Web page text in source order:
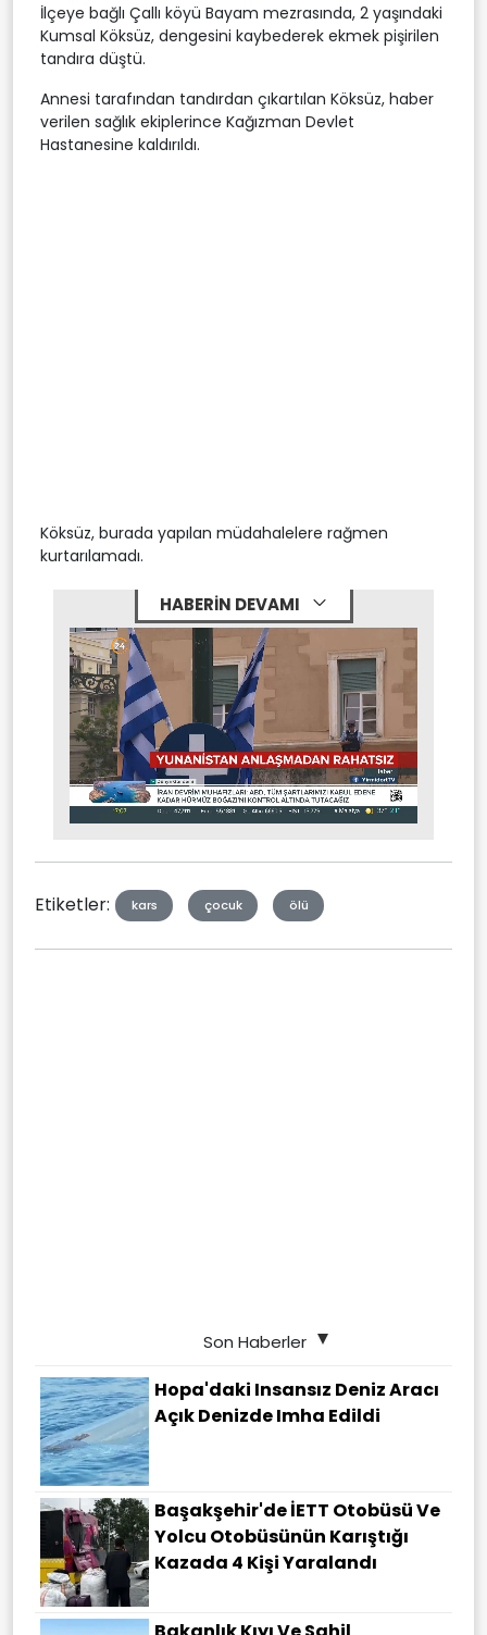
İlçeye bağlı Çallı köyü Bayam mezrasında, 2 yaşındaki
Kumsal Köksüz, dengesini kaybederek ekmek pişirilen
tandıra düştü.
Annesi tarafından tandırdan çıkartılan Köksüz, haber
verilen sağlık ekiplerince Kağızman Devlet
Hastanesine kaldırıldı.
Köksüz, burada yapılan müdahalelere rağmen
kurtarılamadı.
HABERİN DEVAMI
Mute Stream
Etiketler: kars çocuk ölü
Son Haberler
Hopa'daki Insansız Deniz Aracı
Açık Denizde Imha Edildi
Başakşehir'de İETT Otobüsü Ve
Yolcu Otobüsünün Karıştığı
Kazada 4 Kişi Yaralandı